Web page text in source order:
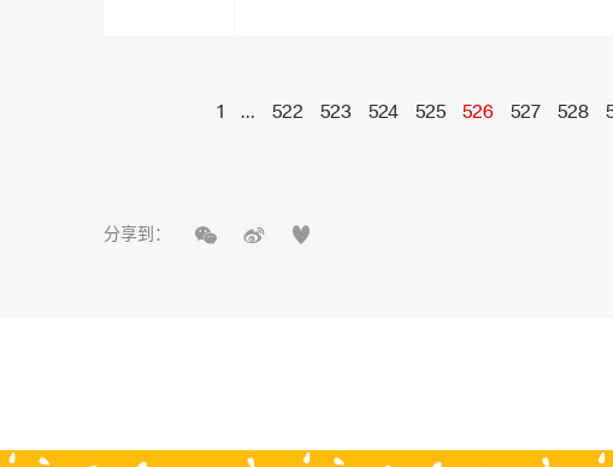
1 ... 522 523 524 525 526 527 528
分享到：   